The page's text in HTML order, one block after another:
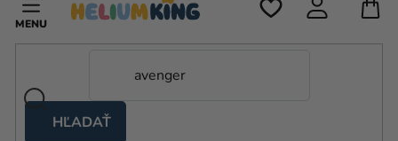
HĽADAŤ